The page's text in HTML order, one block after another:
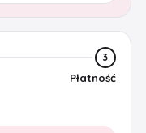
3
Płatność